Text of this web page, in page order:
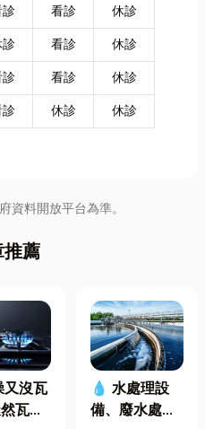
看診
休診
看診
休診
看診
休診
休診 休診
資料開放平台為準。
薦
沒瓦
瓦斯
💧 水處理設
備、廢水處理